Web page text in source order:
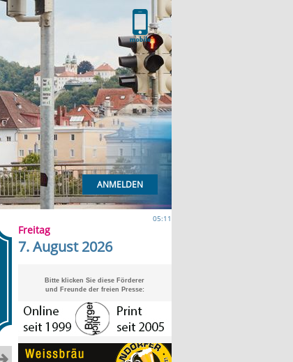
ANMELDEN
05:11
Freitag
7. August 2026
Bitte klicken Sie diese Förderer
und Freunde der freien Presse: